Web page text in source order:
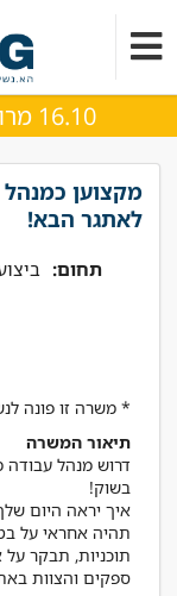
16.10 מרוץ CivilEng. בואו להירשם >>
מקצוען
לאתגר הבא!
תחום:
* משרה זו פונה
תיאור המשרה
דרוש מנהל עבודה
תהיה אחראי על
תוכניות, תבקר
ספקים והצוות